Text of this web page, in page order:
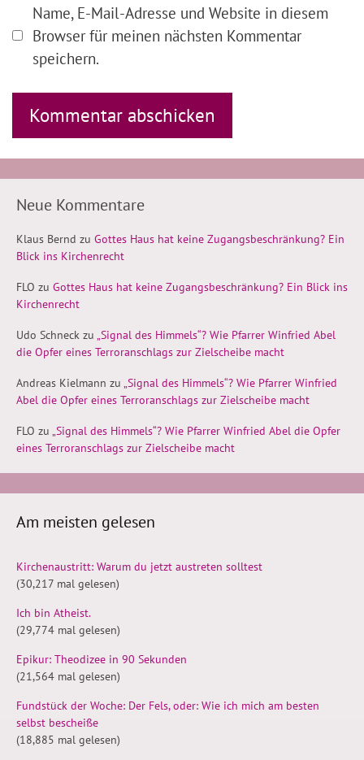
Name, E-Mail-Adresse und Website in diesem
Browser für meinen nächsten Kommentar
speichern.
Neue Kommentare
Klaus Bernd zu Gottes Haus hat keine Zugangsbeschränkung? Ein
Blick ins Kirchenrecht
FLO zu Gottes Haus hat keine Zugangsbeschränkung? Ein Blick ins
Kirchenrecht
Udo Schneck zu „Signal des Himmels“? Wie Pfarrer Winfried Abel
die Opfer eines Terroranschlags zur Zielscheibe macht
Andreas Kielmann zu „Signal des Himmels“? Wie Pfarrer Winfried
Abel die Opfer eines Terroranschlags zur Zielscheibe macht
FLO zu „Signal des Himmels“? Wie Pfarrer Winfried Abel die Opfer
eines Terroranschlags zur Zielscheibe macht
Am meisten gelesen
Kirchenaustritt: Warum du jetzt austreten solltest
(30,217 mal gelesen)
Ich bin Atheist.
(29,774 mal gelesen)
Epikur: Theodizee in 90 Sekunden
(21,564 mal gelesen)
Fundstück der Woche: Der Fels, oder: Wie ich mich am besten
selbst bescheiße
(18,885 mal gelesen)